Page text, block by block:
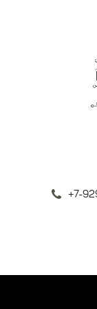
+7-